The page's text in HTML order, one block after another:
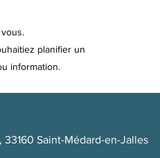
planifier un
information.
Saint-Médard-en-Jalles